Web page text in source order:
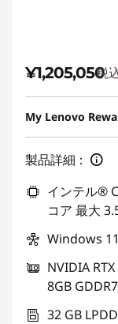
¥1,205,050
税
My Lenovo
製品詳細：
インテル®
コア 最大
Windows
NVIDIA
8GB GDDR7
32 GB